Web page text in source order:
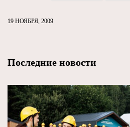
19 НОЯБРЯ, 2009
Последние новости